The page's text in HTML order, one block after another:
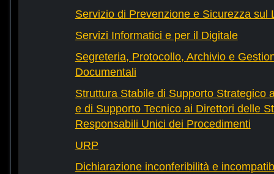
Servizio di Prevenzione e Sicurezza sul
Servizi Informatici e per il Digitale
Segreteria, Protocollo, Archivio e
Documentali
Struttura Stabile di Supporto Strategico
e di Supporto Tecnico ai Direttori delle
Responsabili Unici dei Procedimenti
URP
Dichiarazione inconferibilità e